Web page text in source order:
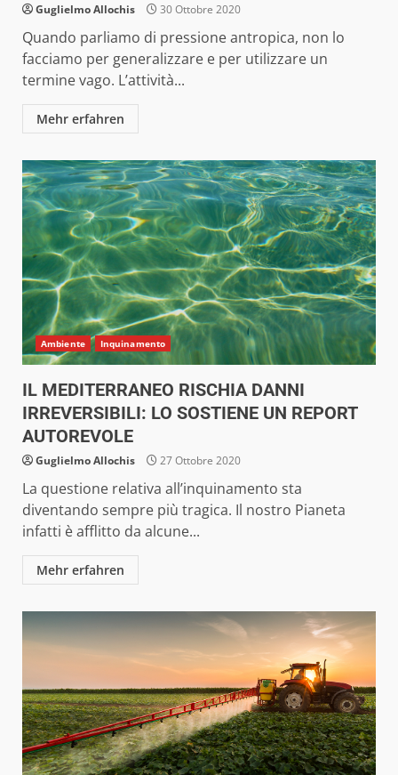
Guglielmo Allochis 30 Ottobre 2020
Quando parliamo di pressione antropica, non lo
facciamo per generalizzare e per utilizzare un
termine vago. L’attività...
Mehr erfahren
Ambiente Inquinamento
IL MEDITERRANEO RISCHIA DANNI
IRREVERSIBILI: LO SOSTIENE UN REPORT
AUTOREVOLE
Guglielmo Allochis 27 Ottobre 2020
La questione relativa all’inquinamento sta
diventando sempre più tragica. Il nostro Pianeta
infatti è afflitto da alcune...
Mehr erfahren